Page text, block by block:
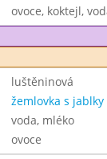
ovoce, koktejl,
luštěninová
žemlovka s
voda, mléko
ovoce